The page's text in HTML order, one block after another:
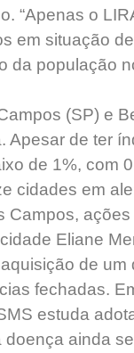
“Apenas o
em situação
da população
(SP) e
Apesar de ter
de 1%, com
cidades em
Campos,
Eliane
de um
fechadas.
estuda
ainda